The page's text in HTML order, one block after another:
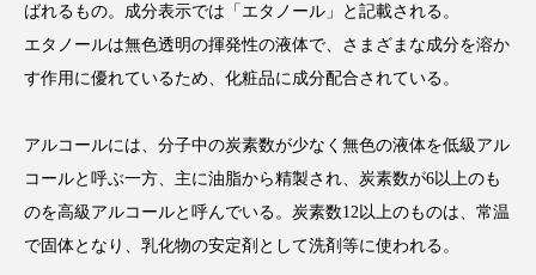
FEATURED 注目の企画
ばれるもの。成分表示では「エタノール」と記載される。
エタノールは無色透明の揮発性の液体で、さまざまな成分を溶か
す作用に優れているため、化粧品に成分配合されている。
アルコールには、分子中の炭素数が少なく無色の液体を低級アル
コールと呼ぶ一方、主に油脂から精製され、炭素数が6以上のも
のを高級アルコールと呼んでいる。炭素数12以上のものは、常温
で固体となり、乳化物の安定剤として洗剤等に使われる。